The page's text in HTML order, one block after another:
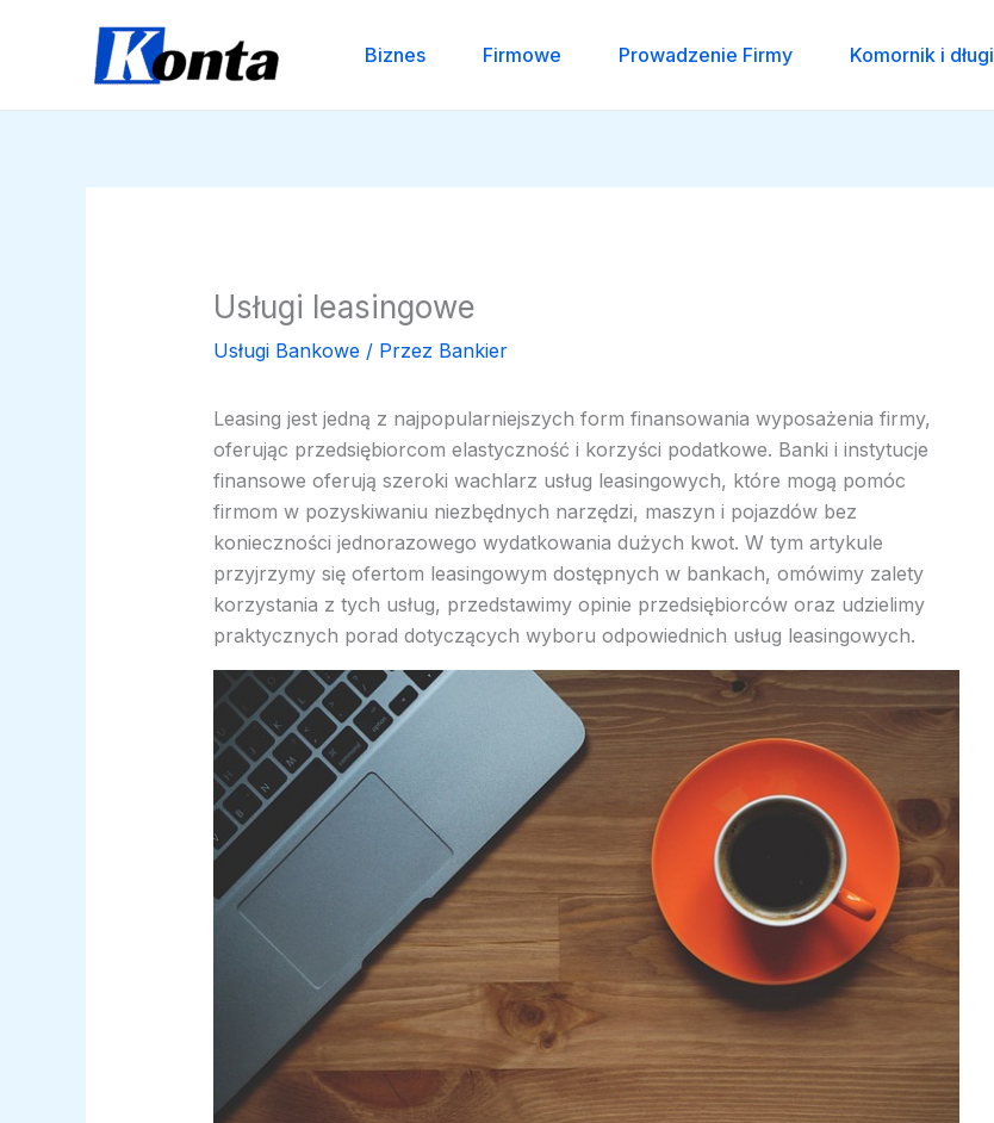
Biznes Firmowe Prowadzenie Firmy Komornik i długi
Usługi leasingowe
Usługi Bankowe/ Przez Bankier
Leasing jest jedną z najpopularniejszych form finansowania wyposażenia firmy,
oferując przedsiębiorcom elastyczność i korzyści podatkowe. Banki i instytucje
finansowe oferują szeroki wachlarz usług leasingowych, które mogą pomóc
firmom w pozyskiwaniu niezbędnych narzędzi, maszyn i pojazdów bez
konieczności jednorazowego wydatkowania dużych kwot. W tym artykule
przyjrzymy się ofertom leasingowym dostępnych w bankach, omówimy zalety
korzystania z tych usług, przedstawimy opinie przedsiębiorców oraz udzielimy
praktycznych porad dotyczących wyboru odpowiednich usług leasingowych.